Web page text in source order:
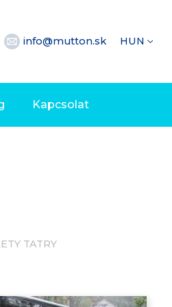
info@mutton.sk HUN
Kapcsolat
TATRY